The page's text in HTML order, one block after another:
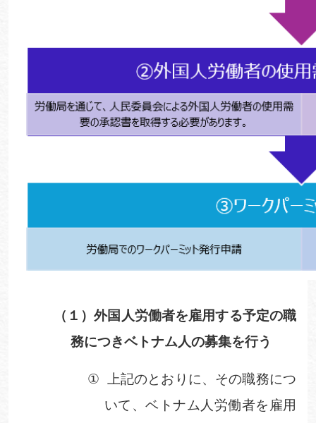
（１）外国人労働者を雇用する予定の職
務につきベトナム人の募集を行う
① 上記のとおりに、その職務につ
いて、ベトナム人労働者を雇用